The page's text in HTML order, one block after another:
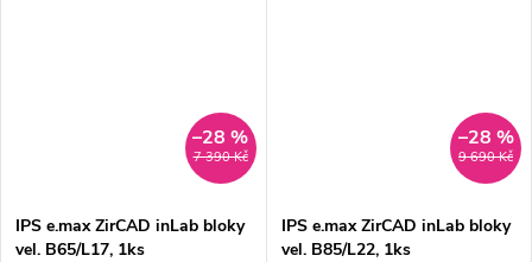
7 390 Kč
–28 %
IPS e.max ZirCAD inLab bloky
vel. B65/L17, 1ks
9 690 Kč
–28 %
IPS e.max ZirCAD inLab bloky
vel. B85/L22, 1ks